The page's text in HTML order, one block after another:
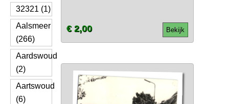
32321 (1)
Aalsmeer
(266)
Aardswoud
(2)
Aartswoud
(6)
Bekijk
€ 2,00